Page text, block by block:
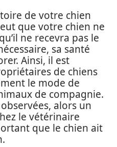
de votre chien
que votre chien ne
ne recevra pas le
sa santé
Ainsi, il est
de chiens
le mode de
de compagnie.
alors un
le vétérinaire
que le chien ait